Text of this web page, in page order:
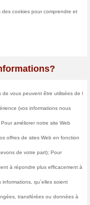
Vous
et
pour